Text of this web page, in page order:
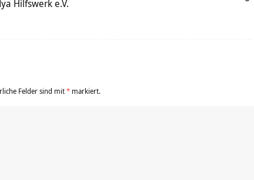
Hilfswerk e.V.
Felder sind mit* markiert.